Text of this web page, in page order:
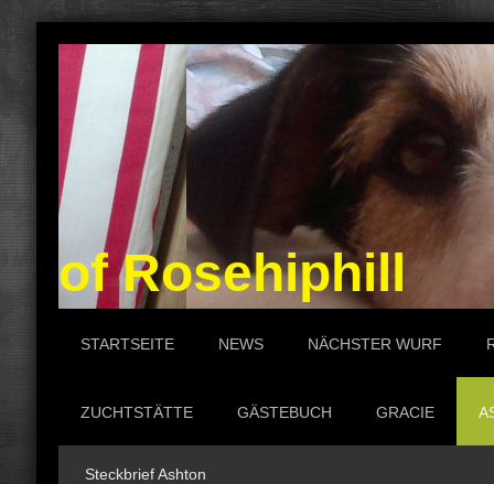
of Rosehiphill
STARTSEITE NEWS NÄCHSTER WURF
ZUCHTSTÄTTE GÄSTEBUCH GRACIE
Steckbrief Ashton